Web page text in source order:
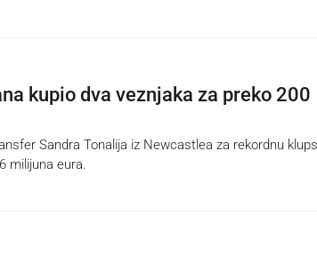
kupio dva veznjaka za preko 200
Sandra Tonalija iz Newcastlea za rekordnu
milijuna eura.